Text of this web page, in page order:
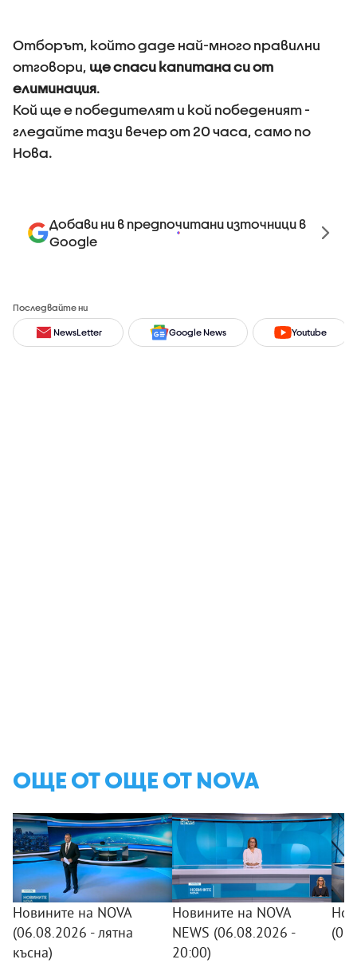
Отборът, който даде най-много правилни
отговори, ще спаси капитана си от
елиминация.
Кой ще е победителят и кой победеният -
гледайте тази вечер от 20 часа, само по
Нова.
Добави ни в предпочитани източници в
Google
Последвайте ни
NewsLetter Google News Youtube
ОЩЕ ОТ ОЩЕ ОТ NOVA
Новините на NOVA
(06.08.2026 - лятна
късна)
Новините на NOVA
NEWS (06.08.2026 -
20:00)